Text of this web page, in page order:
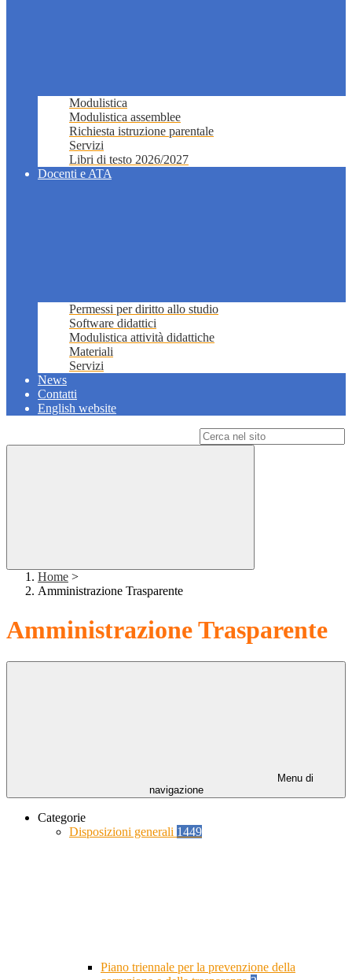
Modulistica
Modulistica assemblee
Richiesta istruzione parentale
Servizi
Libri di testo 2026/2027
Docenti e ATA
Permessi per diritto allo studio
Software didattici
Modulistica attività didattiche
Materiali
Servizi
News
Contatti
English website
Home >
Amministrazione Trasparente
Amministrazione Trasparente
Menu di
navigazione
Categorie
Disposizioni generali 1449
Piano triennale per la prevenzione della